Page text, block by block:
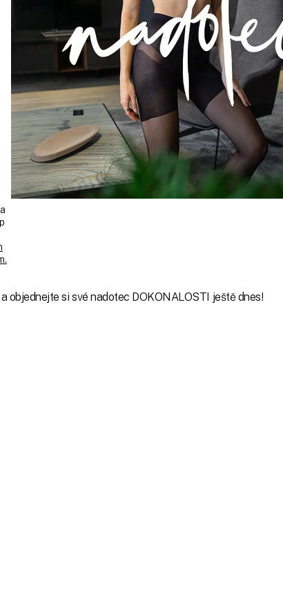
objednejte si své nadotec DOKONALOSTI ještě dnes!